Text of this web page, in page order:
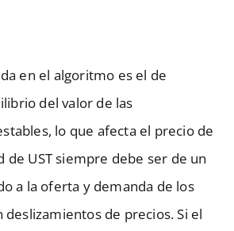
en el algoritmo es el de
del valor de las
lo que afecta el precio de
de UST siempre debe ser de un
a la oferta y demanda de los
deslizamientos de precios. Si el